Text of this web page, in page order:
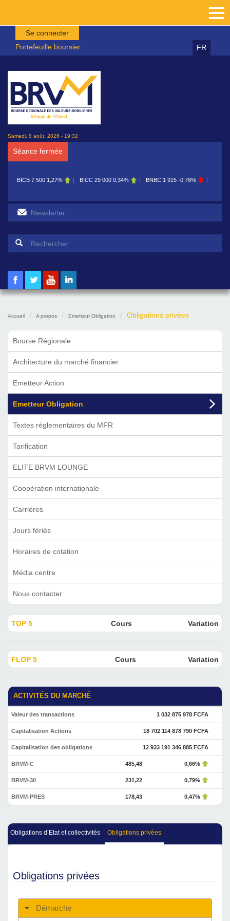
Aller au contenu principal
Se connecter
Portefeuille boursier
FR
Samedi, 8 août, 2026 - 19:32
Séance fermée
7 500 1,27% BICC 29 000 0,34% BNBC 1 915 -0,78% BOAB
Formulaire de recherche
Accueil A propos Emetteur Obligation Obligations privées
Bourse Régionale
Architecture du marché financier
Emetteur Action
Emetteur Obligation
Textes réglementaires du MFR
Tarification
ELITE BRVM LOUNGE
Coopération internationale
Carrières
Jours fériés
Horaires de cotation
Média centre
Nous contacter
TOP 5 Cours Variation
FLOP 5 Cours Variation
ACTIVITÉS DU MARCHÉ
Valeur des transactions 1 032 875 978 FCFA
Capitalisation Actions 18 702 114 878 790 FCFA
Capitalisation des obligations 12 933 191 346 885 FCFA
BRVM-C 485,48 0,66%
BRVM-30 231,22 0,79%
BRVM-PRES 178,43 0,47%
Obligations d’Etat et collectivités Obligations privées
Obligations privées
Démarche